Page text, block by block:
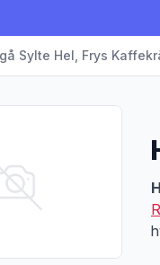
Sylte Hel, Frys